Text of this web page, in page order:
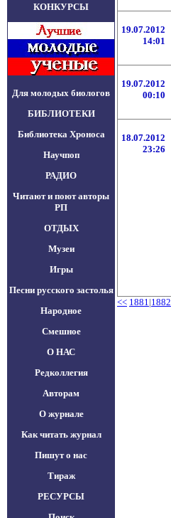
КОНКУРСЫ
Для молодых биологов
БИБЛИОТЕКИ
Библиотека Хроноса
Научпоп
РАДИО
Читают и поют авторы
РП
ОТДЫХ
Музеи
Игры
Песни русского застолья
Народное
Смешное
О НАС
Редколлегия
Авторам
О журнале
Как читать журнал
Пишут о нас
Тираж
РЕСУРСЫ
19.07.2012
14:01
19.07.2012
00:10
18.07.2012
23:26
<< 1881|1882